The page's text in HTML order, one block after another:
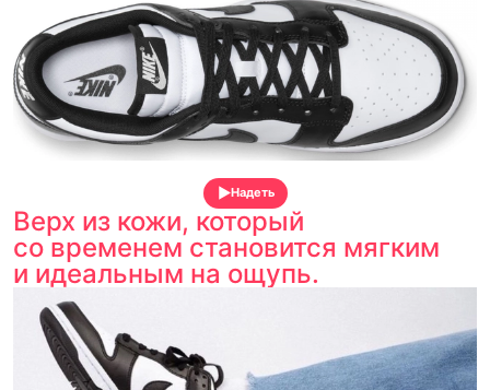
Надеть
Верх из кожи, который
со временем становится мягким
и идеальным на ощупь.